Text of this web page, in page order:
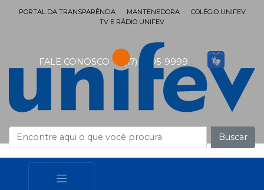
FALE CONOSCO (17) 3405-9999
PORTAL DA TRANSPARÊNCIA MANTENEDORA
COLÉGIO UNIFEV
TV E RÁDIO UNIFEV
Buscar